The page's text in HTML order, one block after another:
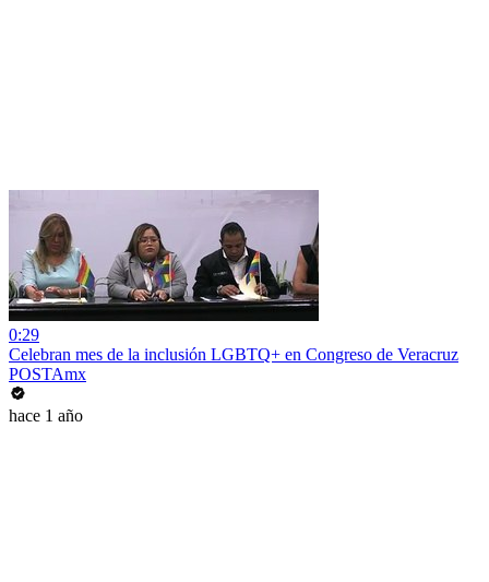
0:29
Celebran mes de la inclusión LGBTQ+ en Congreso de Veracruz
POSTAmx
hace 1 año